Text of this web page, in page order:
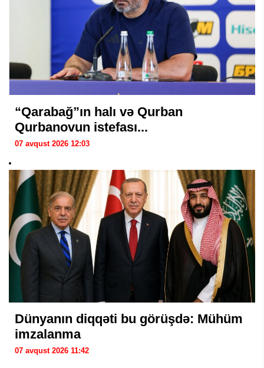
“Qarabağ”ın halı və Qurban
Qurbanovun istefası...
07 avqust 2026 12:03
Dünyanın diqqəti bu görüşdə: Mühüm
imzalanma
07 avqust 2026 11:42